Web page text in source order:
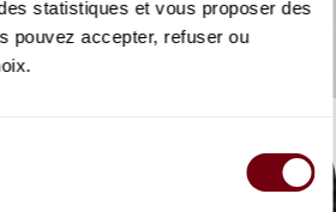
statistiques et vous proposer des
pouvez accepter, refuser ou
Xavier Roth
historiquement informé